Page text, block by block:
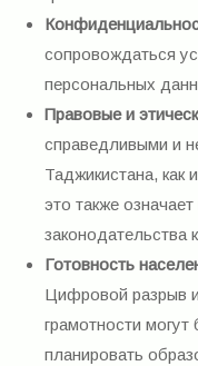
сопровождаться
персональных
Правовые и
справедливыми и
Таджикистана, как
это также
законодательства
Готовность
Цифровой разрыв
грамотности
планировать